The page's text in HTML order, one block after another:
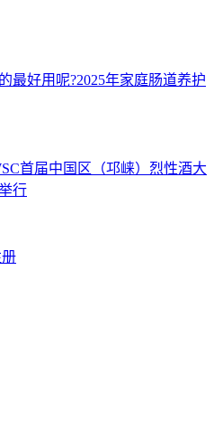
最好用呢?2025年家庭肠道养护
首届中国区（邛崃）烈性酒大
行